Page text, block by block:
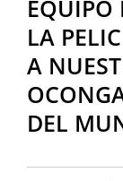
EQUIPO
LA
A
DEL